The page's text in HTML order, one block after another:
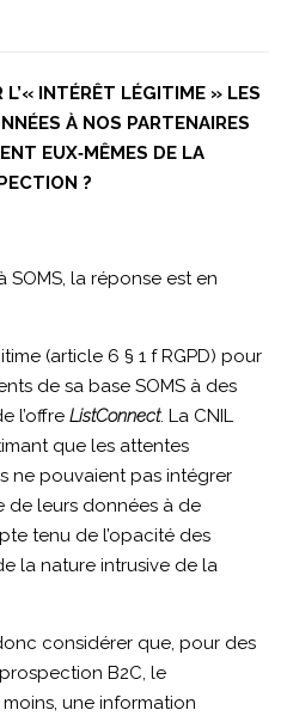
L’« INTÉRÊT LÉGITIME » LES
À NOS PARTENAIRES
EUX‑MÊMES DE LA
?
SOMS, la réponse est en
(article 6 § 1 f RGPD) pour
de sa base SOMS à des
l’offre ListConnect. La CNIL
que les attentes
ne pouvaient pas intégrer
de leurs données à de
tenu de l’opacité des
la nature intrusive de la
considérer que, pour des
B2C, le
une information